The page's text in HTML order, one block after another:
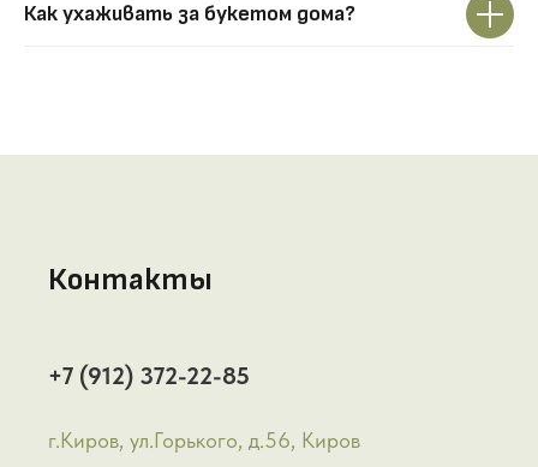
Как ухаживать за букетом дома?
Контакты
+7 (912) 372-22-85
г.Киров, ул.Горького, д.56, Киров